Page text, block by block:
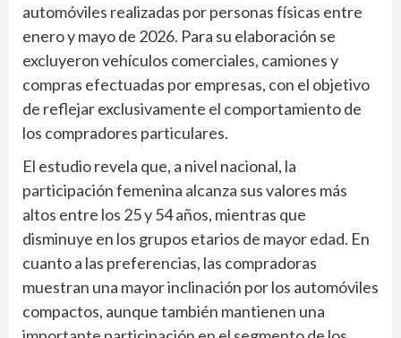
automóviles realizadas por personas físicas entre
enero y mayo de 2026. Para su elaboración se
excluyeron vehículos comerciales, camiones y
compras efectuadas por empresas, con el objetivo
de reflejar exclusivamente el comportamiento de
los compradores particulares.
El estudio revela que, a nivel nacional, la
participación femenina alcanza sus valores más
altos entre los 25 y 54 años, mientras que
disminuye en los grupos etarios de mayor edad. En
cuanto a las preferencias, las compradoras
muestran una mayor inclinación por los automóviles
compactos, aunque también mantienen una